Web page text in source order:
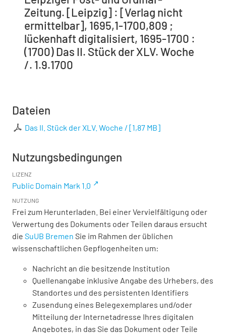
Zeitung. [Leipzig] : [Verlag nicht
ermittelbar], 1695,1-1700,809 ;
lückenhaft digitalisiert, 1695-1700 :
(1700) Das II. Stück der XLV. Woche
/. 1.9.1700
Dateien
Das II. Stück der XLV. Woche / [1,87 MB]
Nutzungsbedingungen
LIZENZ
Public Domain Mark 1.0
NUTZUNG
Frei zum Herunterladen. Bei einer Vervielfältigung oder
Verwertung des Dokuments oder Teilen daraus ersucht
die SuUB Bremen Sie im Rahmen der üblichen
wissenschaftlichen Gepflogenheiten um:
Nachricht an die besitzende Institution
Quellenangabe inklusive Angabe des Urhebers, des
Standortes und des persistenten Identifiers
Zusendung eines Belegexemplares und/oder
Mitteilung der Internetadresse Ihres digitalen
Angebotes, in das Sie das Dokument oder Teile